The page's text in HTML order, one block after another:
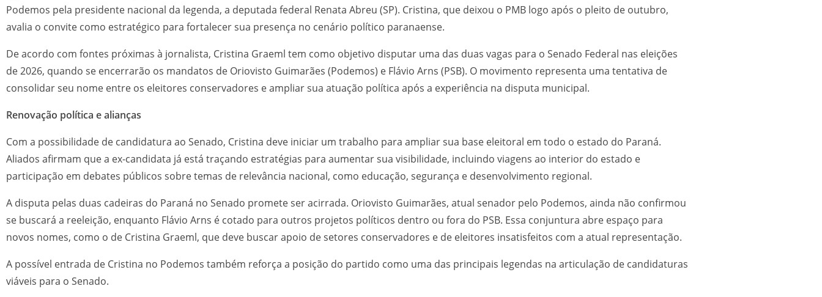
Podemos pela presidente nacional da legenda, a deputada federal Renata Abreu (SP). Cristina, que deixou o PMB logo após o pleito de outubro,
avalia o convite como estratégico para fortalecer sua presença no cenário político paranaense.
De acordo com fontes próximas à jornalista, Cristina Graeml tem como objetivo disputar uma das duas vagas para o Senado Federal nas eleições
de 2026, quando se encerrarão os mandatos de Oriovisto Guimarães (Podemos) e Flávio Arns (PSB). O movimento representa uma tentativa de
consolidar seu nome entre os eleitores conservadores e ampliar sua atuação política após a experiência na disputa municipal.
Renovação política e alianças
Com a possibilidade de candidatura ao Senado, Cristina deve iniciar um trabalho para ampliar sua base eleitoral em todo o estado do Paraná.
Aliados afirmam que a ex-candidata já está traçando estratégias para aumentar sua visibilidade, incluindo viagens ao interior do estado e
participação em debates públicos sobre temas de relevância nacional, como educação, segurança e desenvolvimento regional.
A disputa pelas duas cadeiras do Paraná no Senado promete ser acirrada. Oriovisto Guimarães, atual senador pelo Podemos, ainda não confirmou
se buscará a reeleição, enquanto Flávio Arns é cotado para outros projetos políticos dentro ou fora do PSB. Essa conjuntura abre espaço para
novos nomes, como o de Cristina Graeml, que deve buscar apoio de setores conservadores e de eleitores insatisfeitos com a atual representação.
A possível entrada de Cristina no Podemos também reforça a posição do partido como uma das principais legendas na articulação de candidaturas
viáveis para o Senado.